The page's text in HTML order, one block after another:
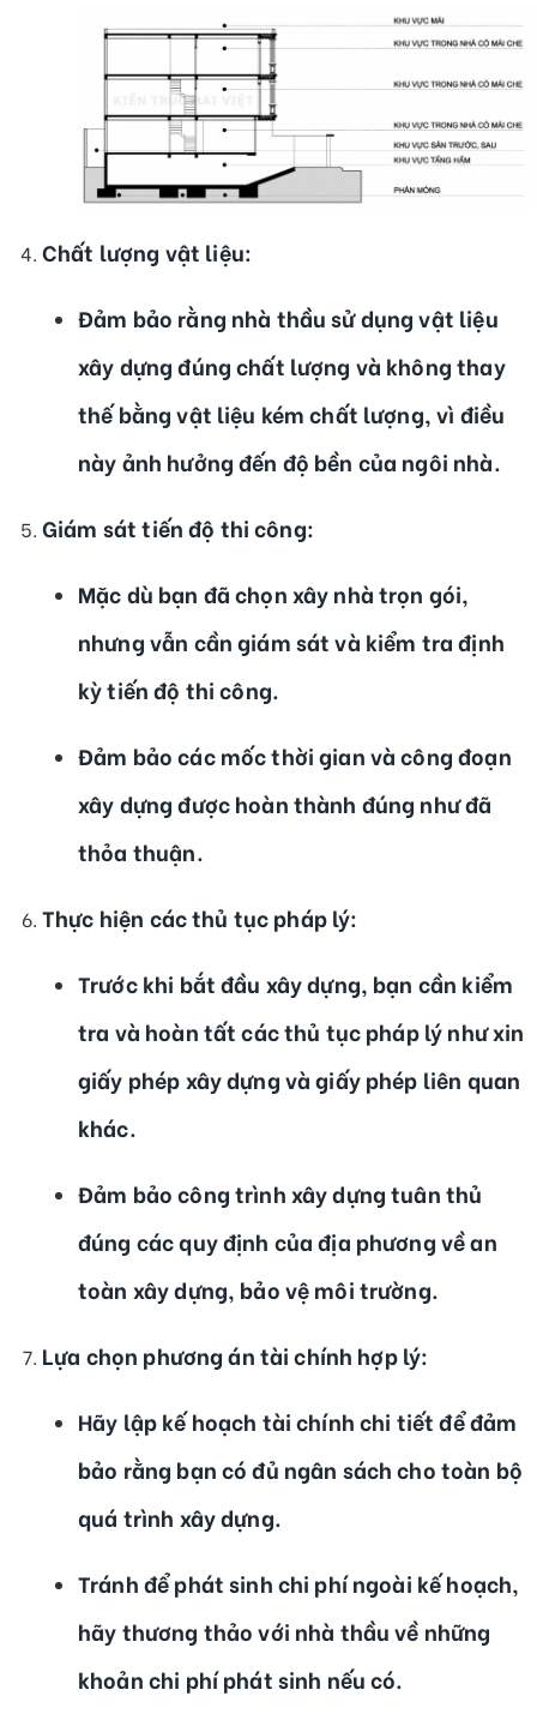
Chất lượng vật liệu:
Đảm bảo rằng nhà thầu sử dụng vật liệu
xây dựng đúng chất lượng và không thay
thế bằng vật liệu kém chất lượng, vì điều
này ảnh hưởng đến độ bền của ngôi nhà.
Giám sát tiến độ thi công:
Mặc dù bạn đã chọn xây nhà trọn gói,
nhưng vẫn cần giám sát và kiểm tra định
kỳ tiến độ thi công.
Đảm bảo các mốc thời gian và công đoạn
xây dựng được hoàn thành đúng như đã
thỏa thuận.
Thực hiện các thủ tục pháp lý:
Trước khi bắt đầu xây dựng, bạn cần kiểm
tra và hoàn tất các thủ tục pháp lý như xin
giấy phép xây dựng và giấy phép liên quan
khác.
Đảm bảo công trình xây dựng tuân thủ
đúng các quy định của địa phương về an
toàn xây dựng, bảo vệ môi trường.
Lựa chọn phương án tài chính hợp lý:
Hãy lập kế hoạch tài chính chi tiết để đảm
bảo rằng bạn có đủ ngân sách cho toàn bộ
quá trình xây dựng.
Tránh để phát sinh chi phí ngoài kế hoạch,
hãy thương thảo với nhà thầu về những
khoản chi phí phát sinh nếu có.